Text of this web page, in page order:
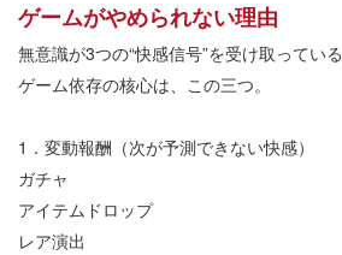
ゲームがやめられない理由
無意識が3つの“快感信号”を受け取っている
ゲーム依存の核心は、この三つ。
1 ．変動報酬（次が予測できない快感）
ガチャ
アイテムドロップ
レア演出